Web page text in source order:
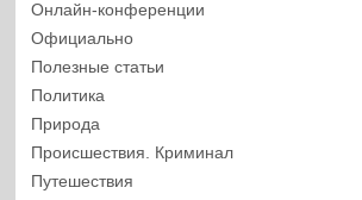
Онлайн-конференции
Официально
Полезные статьи
Политика
Природа
Происшествия. Криминал
Путешествия